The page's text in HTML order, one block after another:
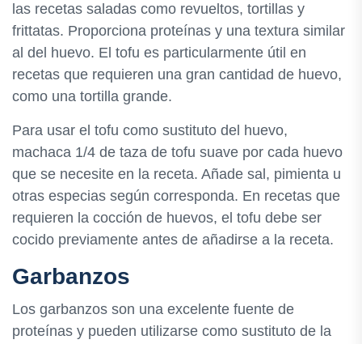
las recetas saladas como revueltos, tortillas y
frittatas. Proporciona proteínas y una textura similar
al del huevo. El tofu es particularmente útil en
recetas que requieren una gran cantidad de huevo,
como una tortilla grande.
Para usar el tofu como sustituto del huevo,
machaca 1/4 de taza de tofu suave por cada huevo
que se necesite en la receta. Añade sal, pimienta u
otras especias según corresponda. En recetas que
requieren la cocción de huevos, el tofu debe ser
cocido previamente antes de añadirse a la receta.
Garbanzos
Los garbanzos son una excelente fuente de
proteínas y pueden utilizarse como sustituto de la